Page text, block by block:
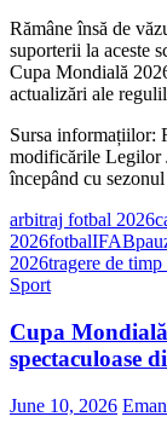
Rămâne însă de
suporterii la aceste
Cupa Mondială
actualizări ale
Sursa informațiilor:
modificările Legilor
începând cu
arbitraj fotbal 2026
2026fotbalIFAB
2026tragere de
Sport
Cupa Mondială
spectaculoase
June 10, 2026